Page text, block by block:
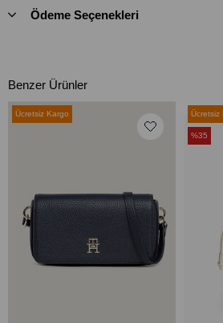
Ödeme Seçenekleri
Benzer Ürünler
Ücretsiz Kargo Ücretsiz
%35